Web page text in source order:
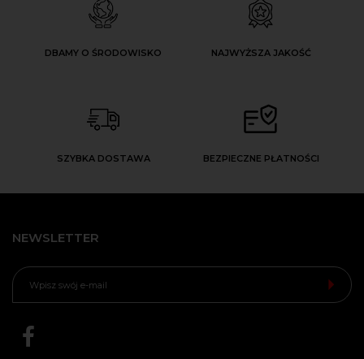
DBAMY O ŚRODOWISKO NAJWYŻSZA JAKOŚĆ
SZYBKA DOSTAWA BEZPIECZNE PŁATNOŚCI
NEWSLETTER